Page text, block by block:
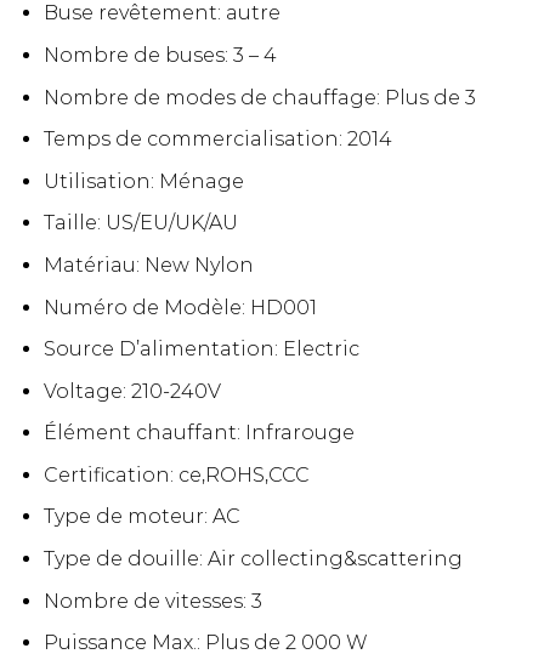
Buse revêtement: autre
Nombre de buses: 3 – 4
Nombre de modes de chauffage: Plus de 3
Temps de commercialisation: 2014
Utilisation: Ménage
Taille: US/EU/UK/AU
Matériau: New Nylon
Numéro de Modèle: HD001
Source D’alimentation: Electric
Voltage: 210-240V
Élément chauffant:
Infrarouge
Certification: ce,ROHS,CCC
Type de moteur: AC
Type de douille: Air collecting&scattering
Nombre de vitesses: 3
Puissance Max.: Plus de 2 000 W